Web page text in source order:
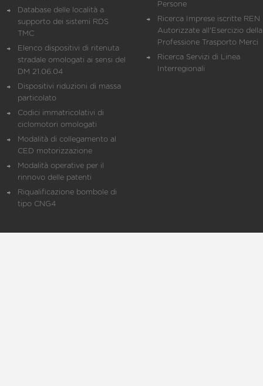
Database delle località a
supporto dei sistemi RDS
TMC
Elenco dispositivi di ritenuta
stradale omologati ai sensi del
DM 21.06.04
Dispositivi riduzioni di massa
particolato
Codici immatricolativi di
ciclomotori omologati
Modalità di collegamento al
CED motorizzazione
Modalità operative per il
rinnovo delle patenti
Riqualificazione bombole di
tipo CNG4
Persone
Ricerca Imprese iscritte REN
Autorizzate all'Esercizio della
Professione Trasporto Merci
Ricerca Servizi di Linea
Interregionali